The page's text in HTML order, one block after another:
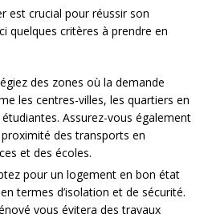
est crucial pour réussir son
quelques critères à prendre en
des zones où la demande
les centres-villes, les quartiers en
Assurez-vous également
des transports en
et des écoles.
pour un logement en bon état
termes d’isolation et de sécurité.
vous évitera des travaux